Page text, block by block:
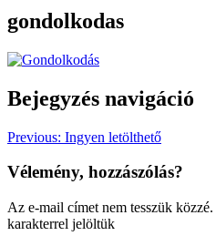
gondolkodas
Bejegyzés navigáció
Previous: Ingyen letölthető
Vélemény, hozzászólás?
Az e-mail címet nem tesszük közzé.
karakterrel jelöltük